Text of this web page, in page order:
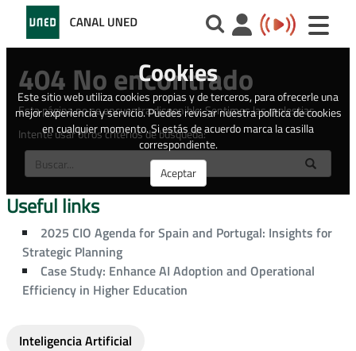
Useful links
2025 CIO Agenda for Spain and Portugal: Insights for
Strategic Planning
Case Study: Enhance AI Adoption and Operational
Efficiency in Higher Education
Inteligencia Artificial